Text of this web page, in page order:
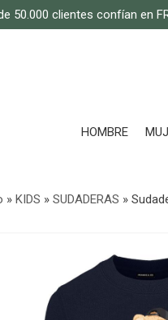
50.000 clientes confían en
HOMBRE
» KIDS » SUDADERAS »